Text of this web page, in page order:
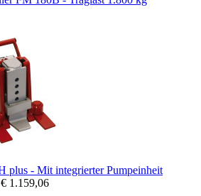
plus - Mit integrierter Pumpeinheit
€ 1.159,06